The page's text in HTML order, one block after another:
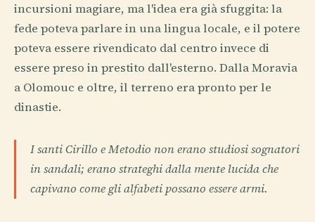
incursioni magiare, ma l'idea era già sfuggita: la
fede poteva parlare in una lingua locale, e il potere
poteva essere rivendicato dal centro invece di
essere preso in prestito dall'esterno. Dalla Moravia
a Olomouc e oltre, il terreno era pronto per le
dinastie.
I santi Cirillo e Metodio non erano studiosi sognatori
in sandali; erano strateghi dalla mente lucida che
capivano come gli alfabeti possano essere armi.